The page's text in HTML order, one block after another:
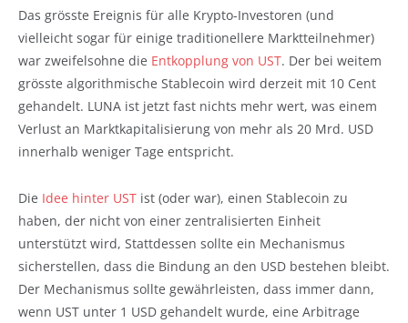
Das grösste Ereignis für alle Krypto-Investoren (und
vielleicht sogar für einige traditionellere Marktteilnehmer)
war zweifelsohne die Entkopplung von UST. Der bei weitem
grösste algorithmische Stablecoin wird derzeit mit 10 Cent
gehandelt. LUNA ist jetzt fast nichts mehr wert, was einem
Verlust an Marktkapitalisierung von mehr als 20 Mrd. USD
innerhalb weniger Tage entspricht.
Die Idee hinter UST ist (oder war), einen Stablecoin zu
haben, der nicht von einer zentralisierten Einheit
unterstützt wird, Stattdessen sollte ein Mechanismus
sicherstellen, dass die Bindung an den USD bestehen bleibt.
Der Mechanismus sollte gewährleisten, dass immer dann,
wenn UST unter 1 USD gehandelt wurde, eine Arbitrage